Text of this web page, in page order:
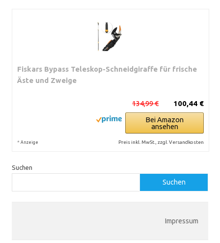
Fiskars Bypass Teleskop-Schneidgiraffe für frische
Äste und Zweige
100,44 €
134,99 €
Bei Amazon
ansehen
* Anzeige Preis inkl. MwSt., zzgl. Versandkosten
Suchen
Suchen
Impressum